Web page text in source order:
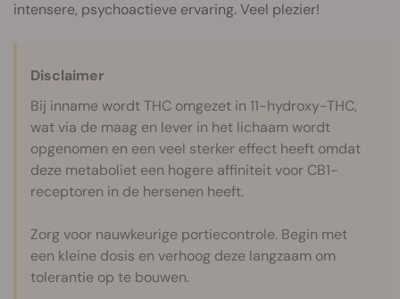
intensere, psychoactieve ervaring. Veel plezier!
Disclaimer
Bij inname wordt THC omgezet in 11-hydroxy-THC,
wat via de maag en lever in het lichaam wordt
opgenomen en een veel sterker effect heeft omdat
deze metaboliet een hogere affiniteit voor CB1-
receptoren in de hersenen heeft.
Zorg voor nauwkeurige portiecontrole. Begin met
een kleine dosis en verhoog deze langzaam om
tolerantie op te bouwen.